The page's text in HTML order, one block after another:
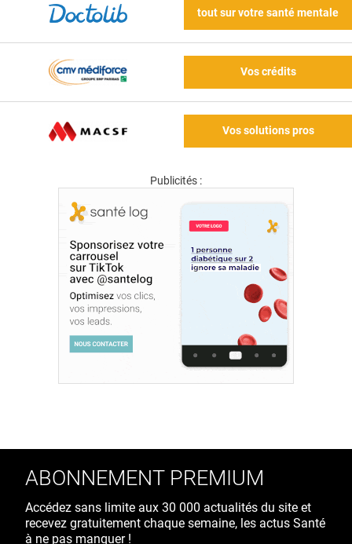
tout sur votre santé mentale
Vos crédits
Vos solutions pros
Publicités :
ABONNEMENT PREMIUM
Accédez sans limite aux 30 000 actualités du site et
recevez gratuitement chaque semaine, les actus Santé
à ne pas manquer !